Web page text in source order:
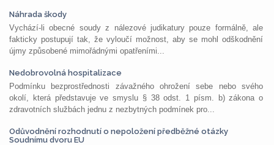
Náhrada škody
Vychází-li obecné soudy z nálezové judikatury pouze formálně, ale
fakticky postupují tak, že vyloučí možnost, aby se mohl odškodnění
újmy způsobené mimořádnými opatřeními...
Nedobrovolná hospitalizace
Podmínku bezprostřednosti závažného ohrožení sebe nebo svého
okolí, která představuje ve smyslu § 38 odst. 1 písm. b) zákona o
zdravotních službách jednu z nezbytných podmínek pro...
Odůvodnění rozhodnutí o nepoložení předběžné otázky
Soudnímu dvoru EU